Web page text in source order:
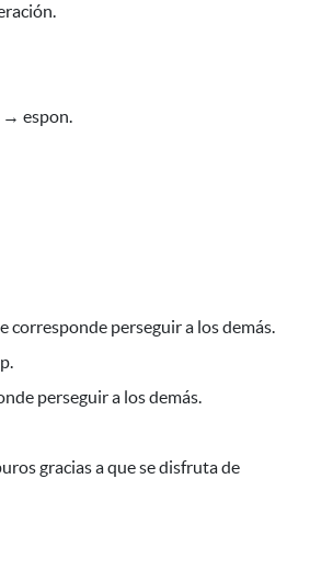
→ espon.
corresponde perseguir a los demás.
perseguir a los demás.
gracias a que se disfruta de